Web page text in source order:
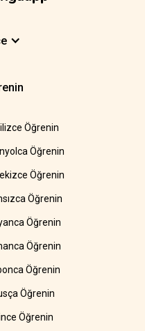
Öğrenin
Öğrenin
Öğrenin
Öğrenin
Öğrenin
Öğrenin
Öğrenin
Öğrenin
Öğrenin